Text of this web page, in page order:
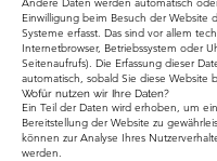
Einwilligung beim Besuch der Website
Systeme erfasst. Das sind vor allem
Internetbrowser, Betriebssystem oder
Seitenaufrufs). Die Erfassung dieser
automatisch, sobald Sie diese Website
Wofür nutzen wir Ihre Daten?
Ein Teil der Daten wird erhoben, um
Bereitstellung der Website zu
können zur Analyse Ihres
werden.